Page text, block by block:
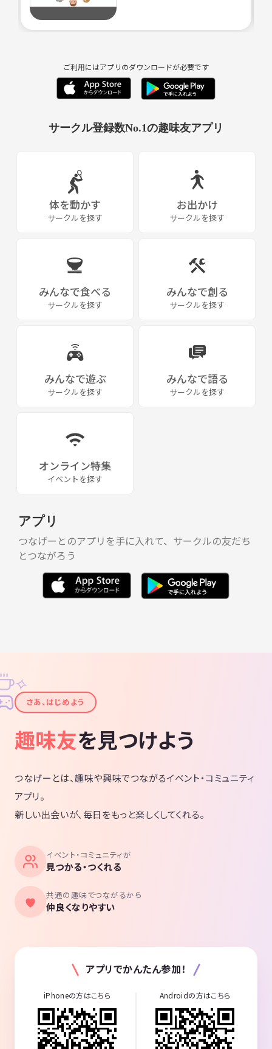
ご利用にはアプリのダウンロードが必要です
サークル登録数No.1の趣味友アプリ
体を動かす
サークルを探す
お出かけ
サークルを探す
みんなで食べる
サークルを探す
みんなで創る
サークルを探す
みんなで遊ぶ
サークルを探す
みんなで語る
サークルを探す
オンライン特集
イベントを探す
アプリ
つなげーとのアプリを手に入れて、サークルの友だち
とつながろう
✦
✧
さあ、はじめよう
趣味友を見つけよう
つなげーとは、趣味や興味でつながるイベント・コミュニティ
アプリ。
新しい出会いが、毎日をもっと楽しくしてくれる。
イベント・コミュニティが
見つかる・つくれる
共通の趣味でつながるから
仲良くなりやすい
アプリでかんたん参加！
iPhoneの方はこちら Androidの方はこちら